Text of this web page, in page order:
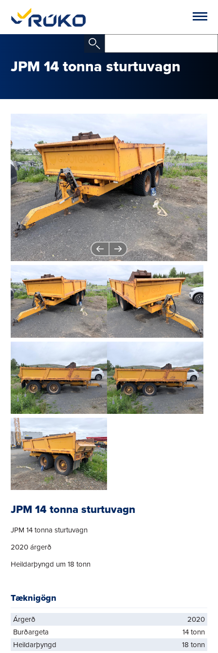
JPM 14 tonna sturtuvagn
JPM 14 tonna sturtuvagn
JPM 14 tonna sturtuvagn
2020 árgerð
Heildarþyngd um 18 tonn
Tæknigögn
Árgerð
2020
Burðargeta
14 tonn
Heildarþyngd
18 tonn